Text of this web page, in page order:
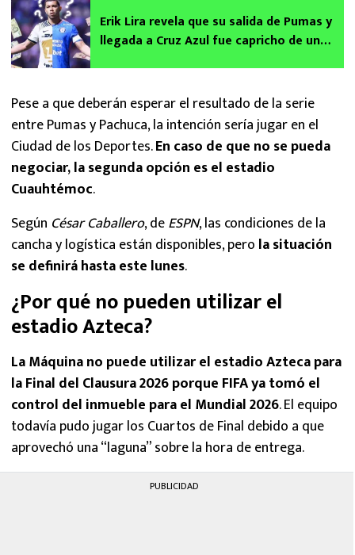
Erik Lira revela que su salida de Pumas y
llegada a Cruz Azul fue capricho de un
Pese a que deberán esperar el resultado de la serie
entre Pumas y Pachuca, la intención sería jugar en el
Ciudad de los Deportes.En caso de que no se pueda
negociar, la segunda opción es el estadio
Cuauhtémoc.
Según César Caballero, deESPN, las condiciones de la
cancha y logística están disponibles, pero la situación
se definirá hasta este lunes.
¿Por qué no pueden utilizar el
estadio Azteca?
La Máquina no puede utilizar el estadio Azteca para
la Final del Clausura 2026 porque FIFA ya tomó el
control del inmueble para el Mundial 2026. El equipo
todavía pudo jugar los Cuartos de Final debido a que
aprovechó una “laguna” sobre la hora de entrega.
PUBLICIDAD